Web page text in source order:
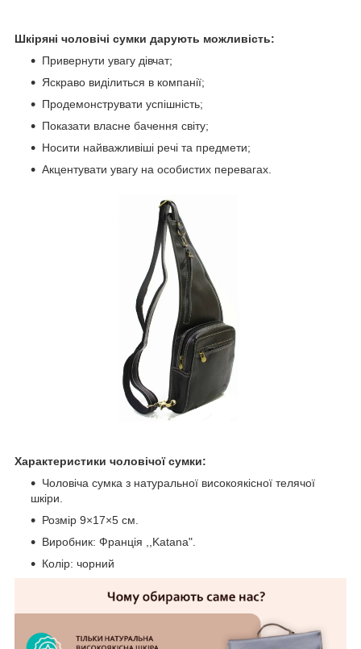
Шкіряні чоловічі сумки дарують можливість:
Привернути увагу дівчат;
Яскраво виділиться в компанії;
Продемонструвати успішність;
Показати власне бачення світу;
Носити найважливіші речі та предмети;
Акцентувати увагу на особистих перевагах.
Характеристики чоловічої сумки:
Чоловіча сумка з натуральної високоякісної телячої
шкіри.
Розмір 9×17×5 см.
Виробник: Франція ,,Katana".
Колір: чорний